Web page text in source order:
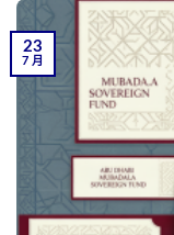
23
7 月